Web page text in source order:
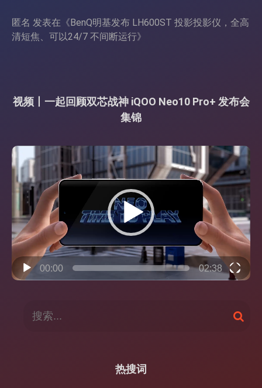
匿名 发表在《BenQ明基发布 LH600ST 投影投影仪，全高
清短焦、可以24/7 不间断运行》
视频丨一起回顾双芯战神 iQOO Neo10 Pro+ 发布会
集锦
视
频
播
放
00:00 02:38
搜
索
热搜词